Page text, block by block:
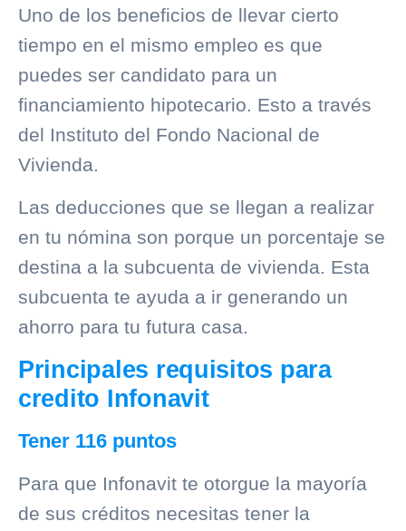
Uno de los beneficios de llevar cierto
tiempo en el mismo empleo es que
puedes ser candidato para un
financiamiento hipotecario. Esto a través
del Instituto del Fondo Nacional de
Vivienda.
Las deducciones que se llegan a realizar
en tu nómina son porque un porcentaje se
destina a la subcuenta de vivienda. Esta
subcuenta te ayuda a ir generando un
ahorro para tu futura casa.
Principales requisitos para
credito Infonavit
Tener 116 puntos
Para que Infonavit te otorgue la mayoría
de sus créditos necesitas tener la